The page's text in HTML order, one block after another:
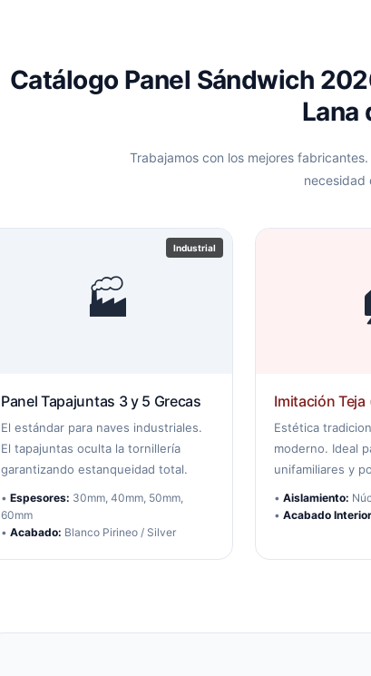
Catálogo Panel Sándwich
Lana
Trabajamos con los mejores
necesidad
🏭
Industrial
Panel Tapajuntas 3 y 5 Grecas
El estándar para naves industriales.
El tapajuntas oculta la tornillería
garantizando estanqueidad total.
• Espesores: 30mm, 40mm, 50mm,
60mm
• Acabado: Blanco Pirineo / Silver
Imitación
Estética
moderno. Ideal
unifamiliares y
•Aislamiento:
•Acabado